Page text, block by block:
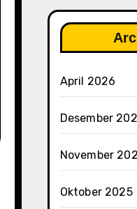
April 2026
Desember
November
Oktober 2025